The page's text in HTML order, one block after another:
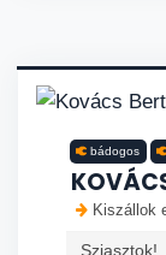
bádogos
Kiszállok